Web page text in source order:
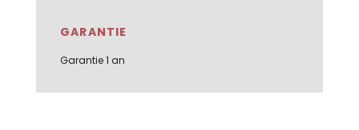
GARANTIE
Garantie 1 an